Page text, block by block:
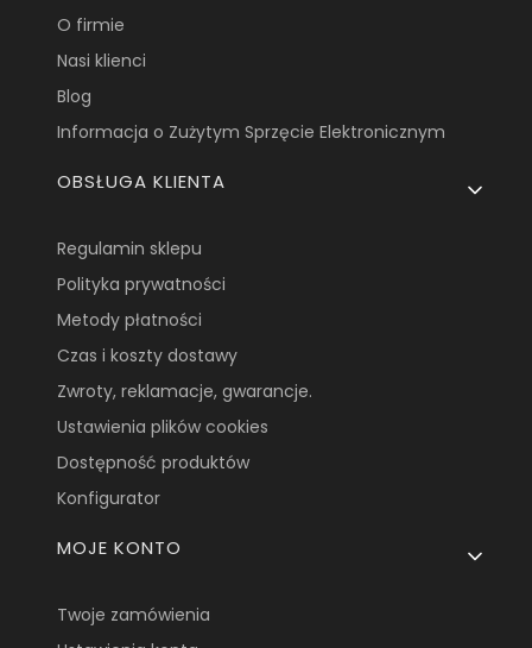
O firmie
Nasi klienci
Blog
Informacja o Zużytym Sprzęcie Elektronicznym
OBSŁUGA KLIENTA
Regulamin sklepu
Polityka prywatności
Metody płatności
Czas i koszty dostawy
Zwroty, reklamacje, gwarancje.
Ustawienia plików cookies
Dostępność produktów
Konfigurator
MOJE KONTO
Twoje zamówienia